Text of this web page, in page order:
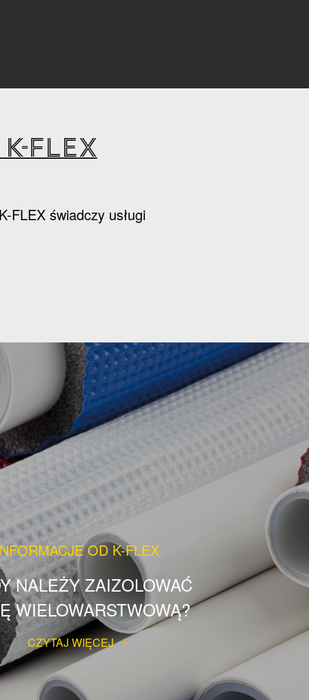
FLEX
FLEX świadczy usługi
OD K-FLEX
NALEŻY ZAIZOLOWAĆ
WIELOWARSTWOWĄ?
CZYTAJ WIĘCEJ